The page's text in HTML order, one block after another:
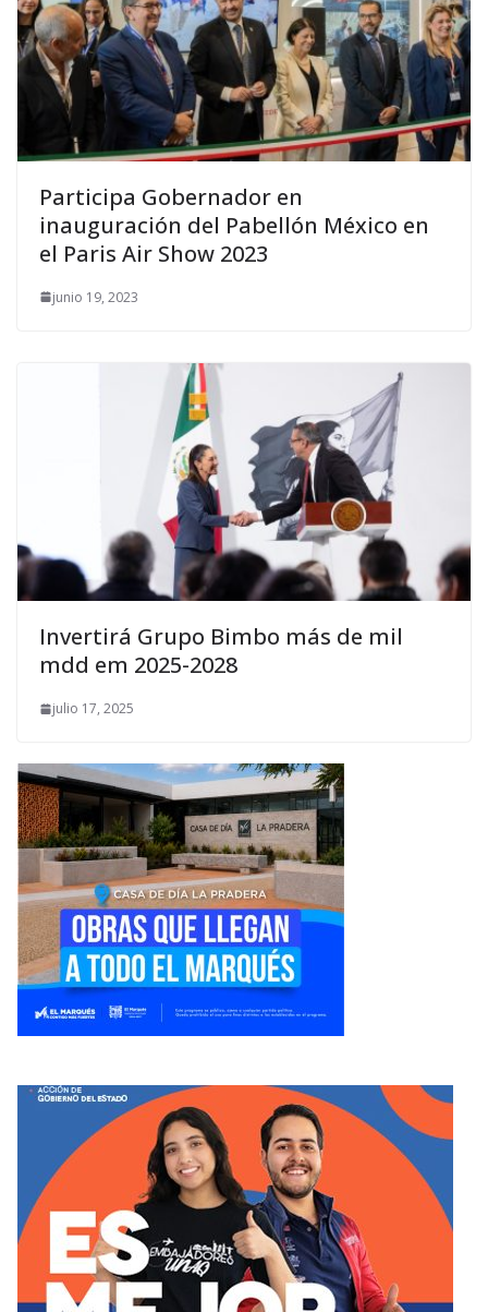
Participa Gobernador en
inauguración del Pabellón México en
el Paris Air Show 2023
junio 19, 2023
Invertirá Grupo Bimbo más de mil
mdd em 2025-2028
julio 17, 2025